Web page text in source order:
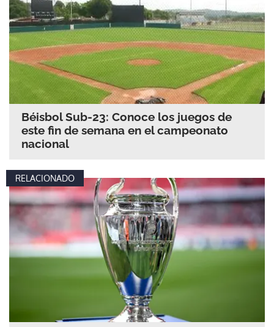
Béisbol Sub-23: Conoce los juegos de
este fin de semana en el campeonato
nacional
RELACIONADO